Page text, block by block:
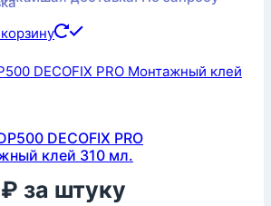
DECOFIX PRO
клей 310 мл.
₽ за штуку